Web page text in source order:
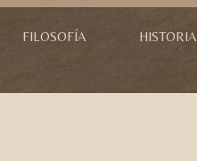
FILOSOFÍA HISTORIA